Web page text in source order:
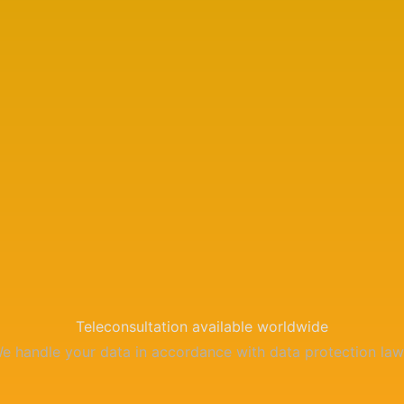
Teleconsultation available worldwide
handle your data in accordance with data protection